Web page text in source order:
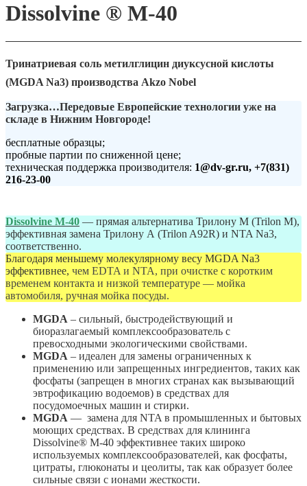
Dissolvine ® M-40
Тринатриевая соль метилглицин диуксусной кислоты
(MGDA Na3) производства Akzo Nobel
Загрузка…Передовые Европейские технологии уже на
складе в Нижним Новгороде!
бесплатные образцы;
пробные партии по сниженной цене;
техническая поддержка производителя: 1@dv-gr.ru, +7(831)
216-23-00
Dissolvine M-40 — прямая альтернатива Трилону М (Trilon M),
эффективная замена Трилону А (Trilon A92R) и NTA Na3,
соответственно.
Благодаря меньшему молекулярному весу MGDA Na3
эффективнее, чем EDTA и NTA, при очистке с коротким
временем контакта и низкой температуре — мойка
автомобиля, ручная мойка посуды.
MGDA – сильный, быстродействующий и
биоразлагаемый комплексообразователь с
превосходными экологическими свойствами.
MGDA – идеален для замены ограниченных к
применению или запрещенных ингредиентов, таких как
фосфаты (запрещен в многих странах как вызывающий
эвтрофикацию водоемов) в средствах для
посудомоечных машин и стирки.
MGDA — замена для NTA в промышленных и бытовых
моющих средствах. В средствах для клининга
Dissolvine® M-40 эффективнее таких широко
используемых комплексообразователей, как фосфаты,
цитраты, глюконаты и цеолиты, так как образует более
сильные связи с ионами жесткости.